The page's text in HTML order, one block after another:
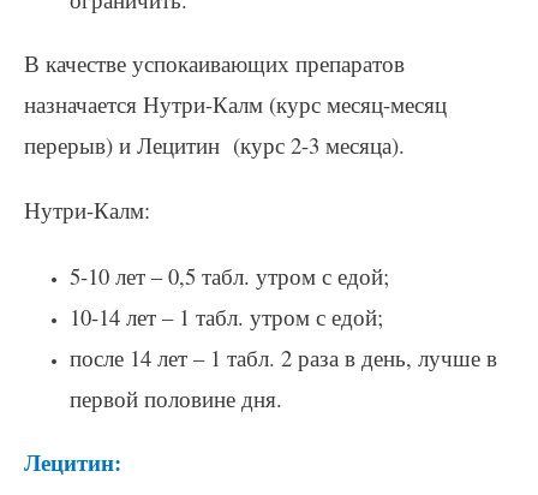
В качестве успокаивающих препаратов
назначается Нутри-Калм (курс месяц-месяц
перерыв) и Лецитин (курс 2-3 месяца).
Нутри-Калм:
5-10 лет – 0,5 табл. утром с едой;
10-14 лет – 1 табл. утром с едой;
после 14 лет – 1 табл. 2 раза в день, лучше в
первой половине дня.
Лецитин: